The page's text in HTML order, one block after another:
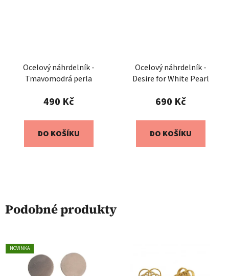
Ocelový náhrdelník -
Tmavomodrá perla
490 Kč
DO KOŠÍKU
Ocelový náhrdelník -
Desire for White Pearl
690 Kč
DO KOŠÍKU
Podobné produkty
NOVINKA